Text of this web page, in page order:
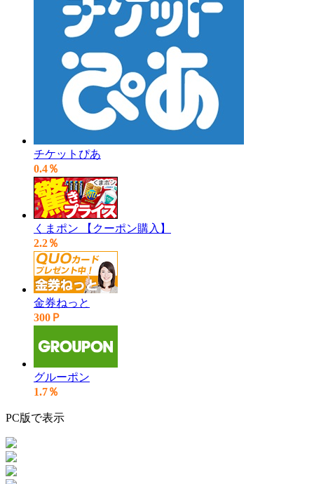
チケットぴあ
0.4％
くまポン 【クーポン購入】
2.2％
金券ねっと
300Ｐ
グルーポン
1.7％
PC版で表示